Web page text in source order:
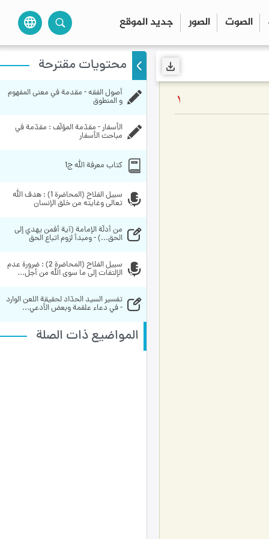
الصوت الصور جديد الموقع language
1
محتويات مقترحة
و المنطوق
مباحث الأسفار
کتاب معرفة الله ج1
تعالى وغايته من خلق الإنسان
الحق...) - ومبدأ لزوم اتباع الحق
الإلتفات إلى ما سوى الله من أجل...
- في دعاء علقمة وبعض الأدعي...
المواضيع ذات الصلة